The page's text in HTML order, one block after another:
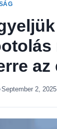
az
•September 2, 2025